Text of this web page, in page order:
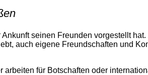
seinen Freunden vorgestellt hat.
auch eigene Freundschaften und
für Botschaften oder